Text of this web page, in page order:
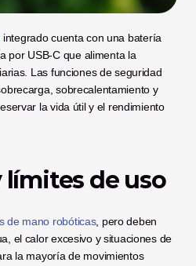
integrado cuenta con una batería
por USB-C que alimenta la
Las funciones de seguridad
sobrecalentamiento y
la vida útil y el rendimiento
de uso
de mano robóticas, pero deben
el calor excesivo y situaciones de
la mayoría de movimientos